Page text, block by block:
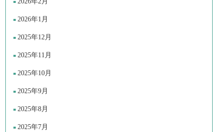
2026年1月
2025年12月
2025年11月
2025年10月
2025年9月
2025年8月
2025年7月